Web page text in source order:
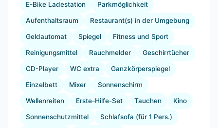
E-Bike Ladestation Parkmöglichkeit
Aufenthaltsraum Restaurant(s) in der Umgebung
Geldautomat Spiegel Fitness und Sport
Reinigungsmittel Rauchmelder Geschirrtücher
CD-Player WC extra Ganzkörperspiegel
Einzelbett Mixer Sonnenschirm
Wellenreiten Erste-Hilfe-Set Tauchen Kino
Sonnenschutzmittel Schlafsofa (für 1 Pers.)